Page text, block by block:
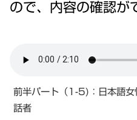
ので、内容の確認が
前半パート（1-5)：日本語女
話者